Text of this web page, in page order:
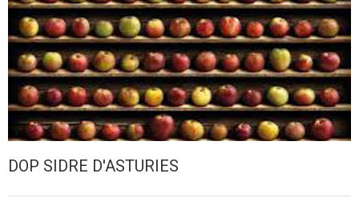
DOP SIDRE D'ASTURIES